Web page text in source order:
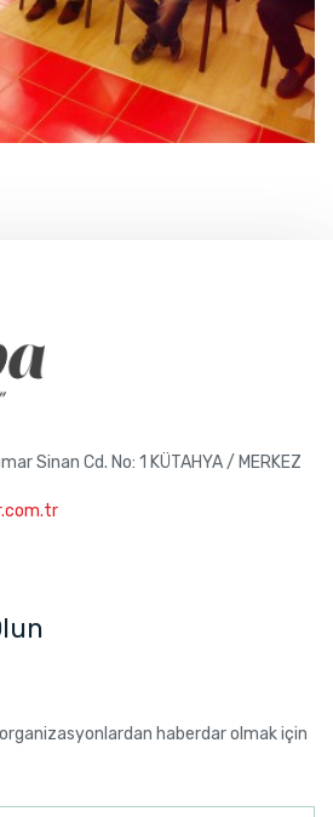
Sinan Cd. No: 1 KÜTAHYA / MERKEZ
haberdar olmak için